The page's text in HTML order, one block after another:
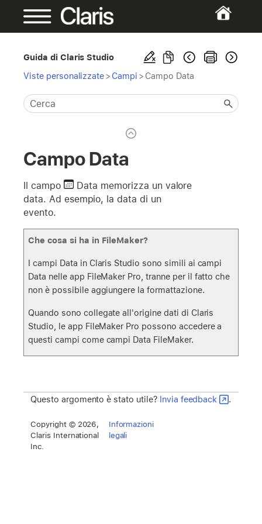
Guida di Claris Studio
Viste personalizzate> Campi > Campo Data
Campo Data
Il campo Data memorizza un valore
data. Ad esempio, la data di un
evento.
Che cosa si ha in FileMaker?
I campi Data in Claris Studio sono simili ai campi
Data nelle app FileMaker Pro, tranne per il fatto che
non è possibile aggiungere la formattazione.
Quando sono collegate all'origine dati di Claris
Studio, le app FileMaker Pro possono accedere a
questi campi come campi Data FileMaker.
Questo argomento è stato utile? Invia feedback .
Copyright © 2026,
Claris International
Inc.
Informazioni
legali